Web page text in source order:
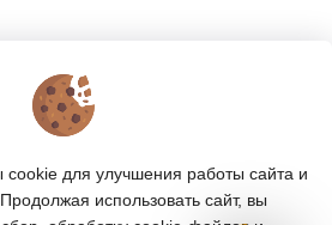
для улучшения работы сайта и
использовать сайт, вы